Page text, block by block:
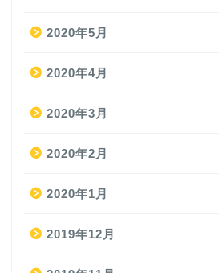
2020年5月
2020年4月
2020年3月
2020年2月
2020年1月
2019年12月